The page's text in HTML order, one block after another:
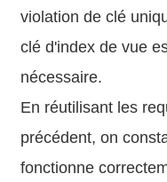
violation de clé
clé d'index de vue
nécessaire.
En réutilisant les
précédent, on
fonctionne